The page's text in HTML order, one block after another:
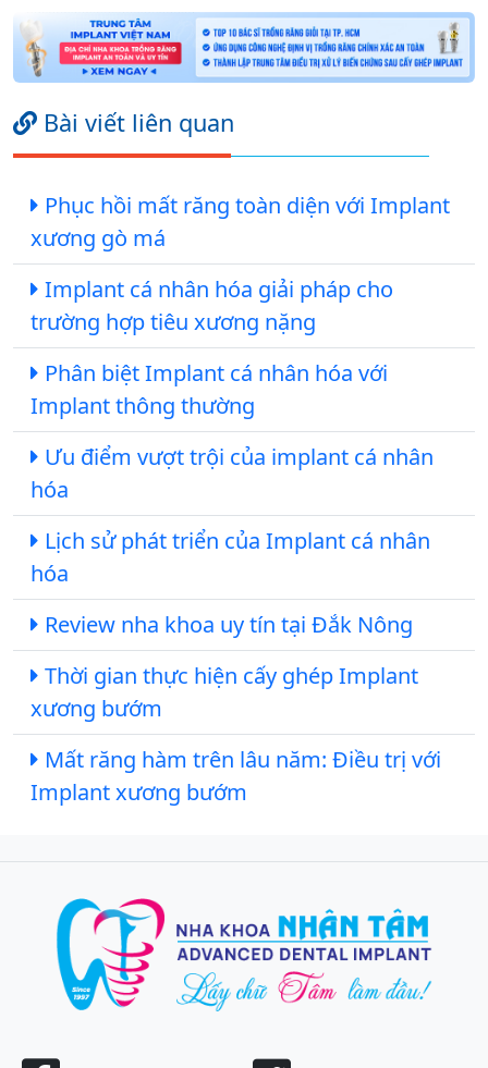
Bài viết liên quan
Phục hồi mất răng toàn diện với Implant
xương gò má
Implant cá nhân hóa giải pháp cho
trường hợp tiêu xương nặng
Phân biệt Implant cá nhân hóa với
Implant thông thường
Ưu điểm vượt trội của implant cá nhân
hóa
Lịch sử phát triển của Implant cá nhân
hóa
Review nha khoa uy tín tại Đắk Nông
Thời gian thực hiện cấy ghép Implant
xương bướm
Mất răng hàm trên lâu năm: Điều trị với
Implant xương bướm